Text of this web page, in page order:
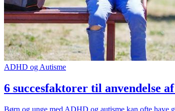
ADHD og Autisme
6 succesfaktorer til anvendelse
Børn og unge med ADHD og autisme kan ofte have